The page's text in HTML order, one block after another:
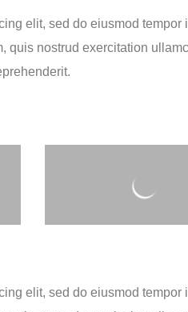
elit, sed do eiusmod tempor
quis nostrud exercitation
elit, sed do eiusmod tempor